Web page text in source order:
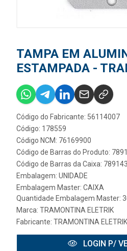
TAMPA EM
ESTAMPADA -
Código do Fabricante: 56114007
Código: 178559
Código NCM: 76169900
Código de Barras do Produto:
Código de Barras da Caixa:
Embalagem: UNIDADE
Embalagem Master: CAIXA
Quantidade Embalagem Master:
Marca: TRAMONTINA ELETRIK
Fabricante: TRAMONTINA
LOGIN P/